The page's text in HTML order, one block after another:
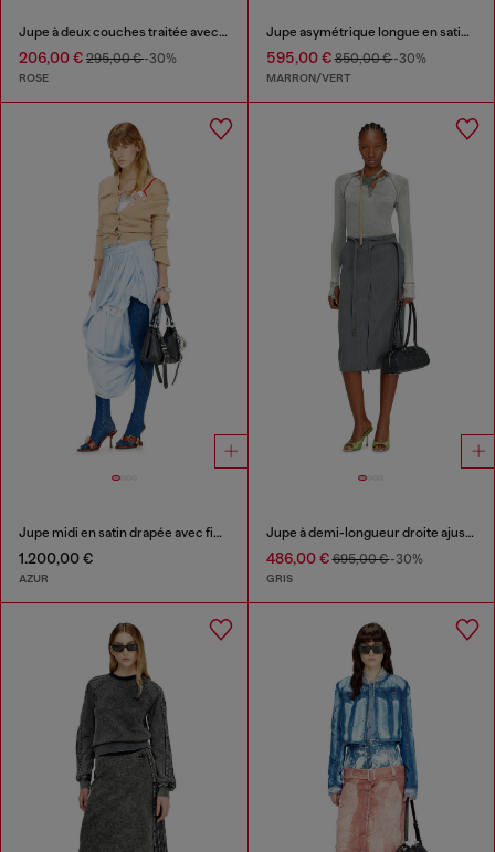
Jupe à deux couches traitée avec ourlet bouffant
206,00 € 295,00 €-30%
ROSE
Jupe asymétrique longue en satin imprimé
595,00 €850,00 €-30%
MARRON/VERT
Jupe midi en satin drapée avec finition dentelle
1.200,00 €
AZUR
Jupe à demi-longueur droite ajustée avec brides style biker
486,00 €695,00 €-30%
GRIS